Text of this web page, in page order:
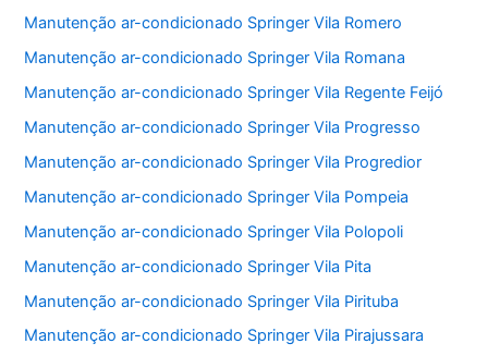
Manutenção ar-condicionado Springer Vila Romero
Manutenção ar-condicionado Springer Vila Romana
Manutenção ar-condicionado Springer Vila Regente Feijó
Manutenção ar-condicionado Springer Vila Progresso
Manutenção ar-condicionado Springer Vila Progredior
Manutenção ar-condicionado Springer Vila Pompeia
Manutenção ar-condicionado Springer Vila Polopoli
Manutenção ar-condicionado Springer Vila Pita
Manutenção ar-condicionado Springer Vila Pirituba
Manutenção ar-condicionado Springer Vila Pirajussara